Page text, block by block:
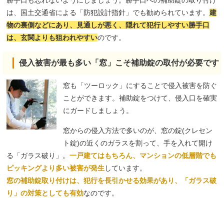
は、国土交通省による「防犯設計指針」でも勧められています。 建
物の裏側などにあり、見通しが悪く、隠れて犯行しやすい勝手口
は、玄関よりも狙われやすいのです。
侵入被害が最も多い「窓」こそ補助錠の取付が必要です
窓も「ツーロック」にすることで侵入被害を防ぐ
ことができます。補助錠をつけて、侵入口を確実
にガードしましょう。
窓からの侵入方法で多いのが、窓の錠(クレセン
ト錠)の近くのガラスを割って、手を入れて開け
る「ガラス破り」。 一戸建てはもちろん、マンションの低層階でも
ピッキングより多い被害が発生 しています。
窓の補助錠取り付けは、犯行を長引かせる効果があり、「ガラス破
り」の対策としても有効なのです。